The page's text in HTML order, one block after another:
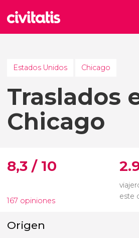
Estados Unidos Chicago
Traslados
Chicago
8,3 / 10
167 opiniones
este
Origen